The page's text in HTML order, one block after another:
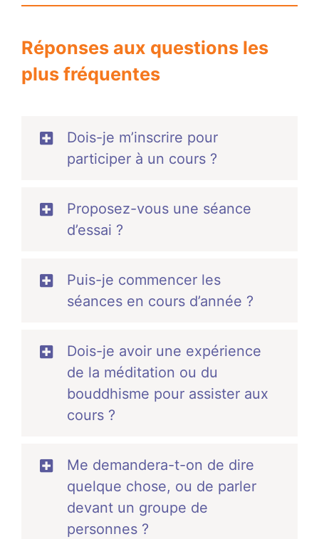
Réponses aux questions les
plus fréquentes
Dois-je m’inscrire pour
participer à un cours ?
Proposez-vous une séance
d’essai ?
Puis-je commencer les
séances en cours d’année ?
Dois-je avoir une expérience
de la méditation ou du
bouddhisme pour assister aux
cours ?
Me demandera-t-on de dire
quelque chose, ou de parler
devant un groupe de
personnes ?